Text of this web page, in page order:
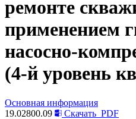
ремонте
применением
насосно-
(4-й уровень
Основная информация
19.02800.09
Скачать PDF